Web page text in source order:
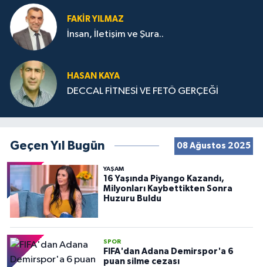
FAKIR YILMAZ
İnsan, İletişim ve Şura..
HASAN KAYA
DECCAL FİTNESİ VE FETÖ GERÇEĞİ
Geçen Yıl Bugün 08 Ağustos 2025
YAŞAM
16 Yaşında Piyango Kazandı,
Milyonları Kaybettikten Sonra
Huzuru Buldu
SPOR
FIFA'dan Adana Demirspor'a 6
puan silme cezası